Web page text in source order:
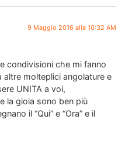
9 Maggio 2016 alle 10:32 AM
condivisioni che mi fanno
altre molteplici angolature e
UNITA a voi,
la gioia sono ben più
il “Qui” e “Ora” e il